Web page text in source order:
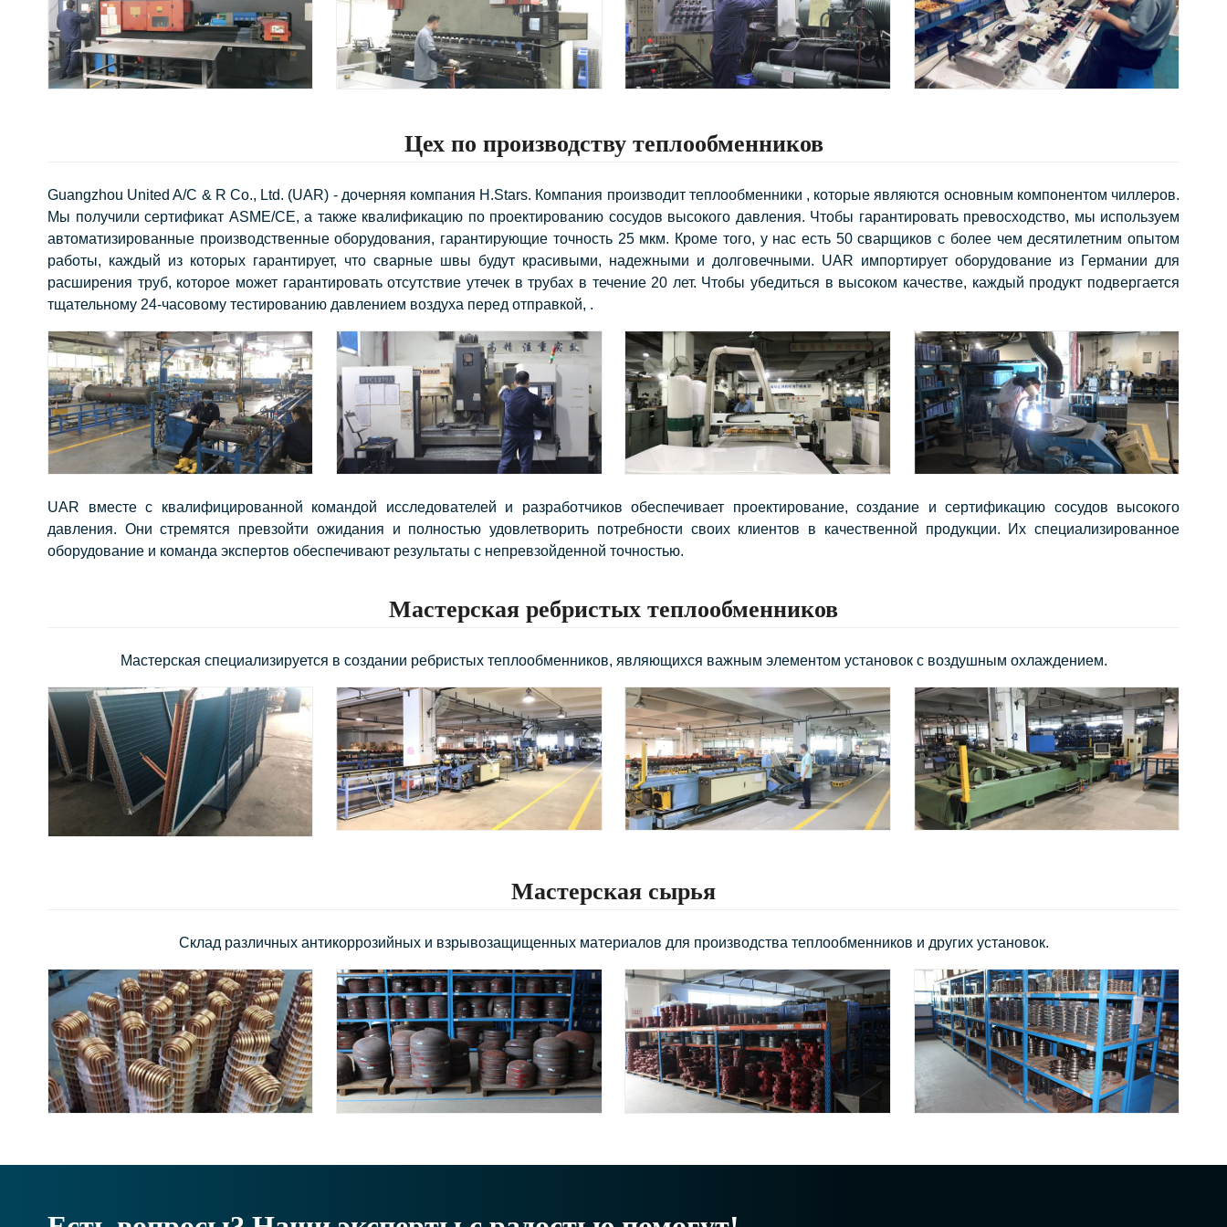
Цех по производству теплообменников
Guangzhou United A/C & R Co., Ltd. (UAR) - дочерняя компания H.Stars. Компания производит теплообменники , которые являются основным компонентом чиллеров.
Мы получили сертификат ASME/CE, а также квалификацию по проектированию сосудов высокого давления. Чтобы гарантировать превосходство, мы используем
автоматизированные производственные оборудования, гарантирующие точность 25 мкм. Кроме того, у нас есть 50 сварщиков с более чем десятилетним опытом
работы, каждый из которых гарантирует, что сварные швы будут красивыми, надежными и долговечными. UAR импортирует оборудование из Германии для
расширения труб, которое может гарантировать отсутствие утечек в трубах в течение 20 лет. Чтобы убедиться в высоком качестве, каждый продукт подвергается
тщательному 24-часовому тестированию давлением воздуха перед отправкой, .
UAR вместе с квалифицированной командой исследователей и разработчиков обеспечивает проектирование, создание и сертификацию сосудов высокого
давления. Они стремятся превзойти ожидания и полностью удовлетворить потребности своих клиентов в качественной продукции. Их специализированное
оборудование и команда экспертов обеспечивают результаты с непревзойденной точностью.
Мастерская ребристых теплообменников
Мастерская специализируется в создании ребристых теплообменников, являющихся важным элементом установок с воздушным охлаждением.
Мастерская сырья
Склад различных антикоррозийных и взрывозащищенных материалов для производства теплообменников и других установок.